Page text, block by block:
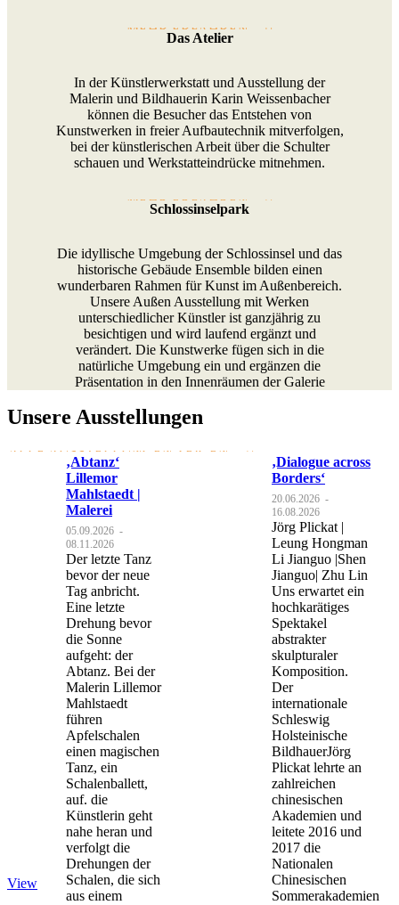
MEHR ERFAHREN
Das Atelier
In der Künstlerwerkstatt und Ausstellung der
Malerin und Bildhauerin Karin Weissenbacher
können die Besucher das Entstehen von
Kunstwerken in freier Aufbautechnik mitverfolgen,
bei der künstlerischen Arbeit über die Schulter
schauen und Werkstatteindrücke mitnehmen.
MEHR ERFAHREN
Schlossinselpark
Die idyllische Umgebung der Schlossinsel und das
historische Gebäude Ensemble bilden einen
wunderbaren Rahmen für Kunst im Außenbereich.
Unsere Außen Ausstellung mit Werken
unterschiedlicher Künstler ist ganzjährig zu
besichtigen und wird laufend ergänzt und
verändert. Die Kunstwerke fügen sich in die
natürliche Umgebung ein und ergänzen die
Präsentation in den Innenräumen der Galerie
Unsere Ausstellungen
ALLE AUSSTELLUNGEN ZEIGEN
View
‚Abtanz‘
Lillemor
Mahlstaedt |
Malerei
05.09.2026 -
08.11.2026
Der letzte Tanz
bevor der neue
Tag anbricht.
Eine letzte
Drehung bevor
die Sonne
aufgeht: der
Abtanz. Bei der
Malerin Lillemor
Mahlstaedt
führen
Apfelschalen
einen magischen
Tanz, ein
Schalenballett,
auf. die
Künstlerin geht
nahe heran und
verfolgt die
Drehungen der
Schalen, die sich
aus einem
‚Dialogue across
Borders‘
20.06.2026 -
16.08.2026
Jörg Plickat |
Leung Hongman
Li Jianguo |Shen
Jianguo| Zhu Lin
Uns erwartet ein
hochkarätiges
Spektakel
abstrakter
skulpturaler
Komposition.
Der
internationale
Schleswig
Holsteinische
BildhauerJörg
Plickat lehrte an
zahlreichen
chinesischen
Akademien und
leitete 2016 und
2017 die
Nationalen
Chinesischen
Sommerakademien